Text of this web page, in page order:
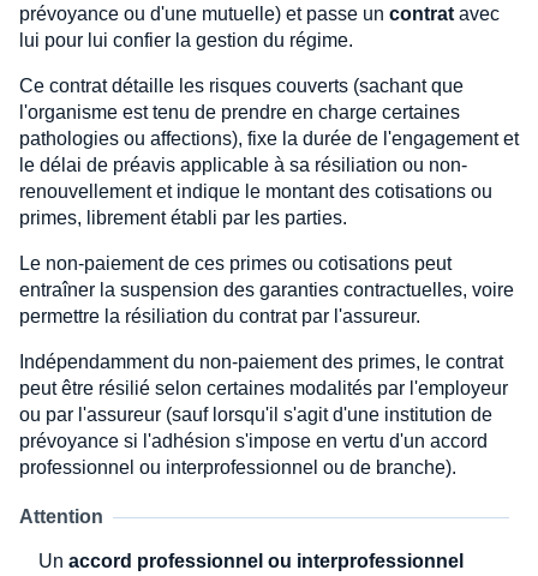
prévoyance ou d'une mutuelle) et passe un contrat avec
lui pour lui confier la gestion du régime.
Ce contrat détaille les risques couverts (sachant que
l'organisme est tenu de prendre en charge certaines
pathologies ou affections), fixe la durée de l'engagement et
le délai de préavis applicable à sa résiliation ou non-
renouvellement et indique le montant des cotisations ou
primes, librement établi par les parties.
Le non-paiement de ces primes ou cotisations peut
entraîner la suspension des garanties contractuelles, voire
permettre la résiliation du contrat par l'assureur.
Indépendamment du non-paiement des primes, le contrat
peut être résilié selon certaines modalités par l'employeur
ou par l'assureur (sauf lorsqu'il s'agit d'une institution de
prévoyance si l'adhésion s'impose en vertu d'un accord
professionnel ou interprofessionnel ou de branche).
Attention
Un accord professionnel ou interprofessionnel